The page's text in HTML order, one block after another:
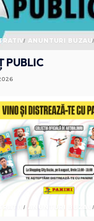
ANUNTURI BUZAU
PUBLIC
ANUNTURI BUZAU